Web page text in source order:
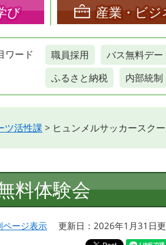
び 産業・ビジ
ワード 職員採用 バス無料デー
ふるさと納税
内部統制
ツ活性課 > ヒュンメルサッカースク
料体験会
ページ表示 更新日：2026年1月31日